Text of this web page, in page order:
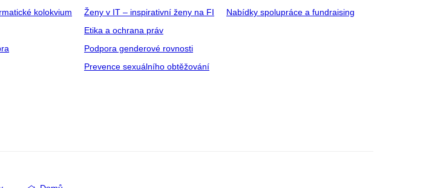
kolokvium
Ženy v IT – inspirativní ženy na FI
Etika a ochrana práv
Podpora genderové rovnosti
Prevence sexuálního obtěžování
Nabídky spolupráce a fundraising